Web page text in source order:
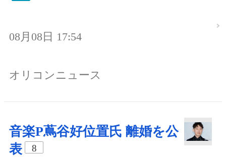
08月08日 17:54
オリコンニュース
音楽P蔦谷好位置氏 離婚を公
表
8